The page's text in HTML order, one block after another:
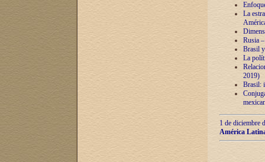
La
Rusia
Brasil
La
2019)
Brasil:
1 de diciembre
América